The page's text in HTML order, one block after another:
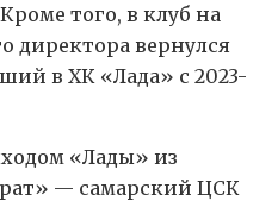
того, в клуб на
директора вернулся
в ХК «Лада» с 2023-
«Лады» из
— самарский ЦСК